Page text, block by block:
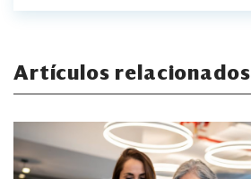
Artículos relacionados